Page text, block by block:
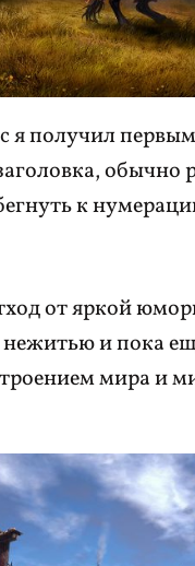
я получил
к
от яркой
и пока
мира и